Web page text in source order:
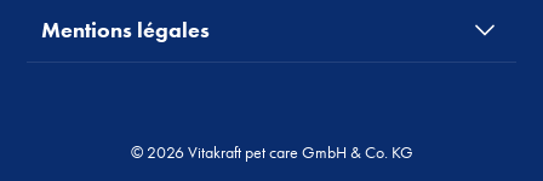
Mentions légales
© 2026 Vitakraft pet care GmbH & Co. KG